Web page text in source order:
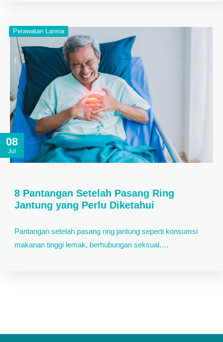
08
Jul
Perawatan Lansia
8 Pantangan Setelah Pasang Ring
Jantung yang Perlu Diketahui
Pantangan setelah pasang ring jantung seperti konsumsi
makanan tinggi lemak, berhubungan seksual,…